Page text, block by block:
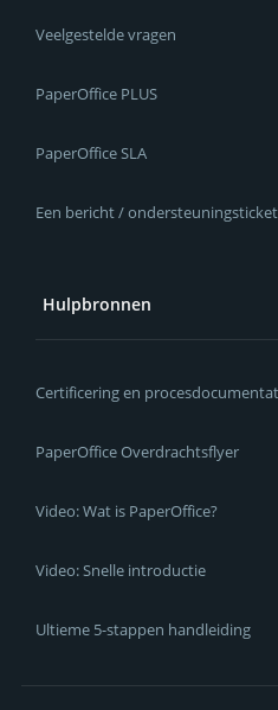
Veelgestelde vragen
PaperOffice PLUS
PaperOffice SLA
Een bericht /
Hulpbronnen
Certificering en
PaperOffice Overdrachtsflyer
Video: Wat is PaperOffice?
Video: Snelle introductie
Ultieme 5-stappen handleiding